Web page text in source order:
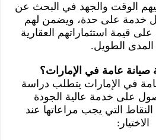
الوقت والجهد في البحث عن
خدمة على حدة، ويضمن لهم
قيمة استثماراتهم العقارية
الطويل.
عامة في الإمارات؟
في الإمارات يتطلب دراسة
على خدمة عالية الجودة
التي يجب مراعاتها عند
الاختيار: